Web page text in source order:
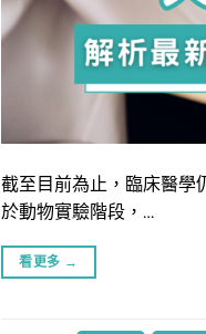
截至目前為止，臨床醫學
於動物實驗階段，…
看更多 →